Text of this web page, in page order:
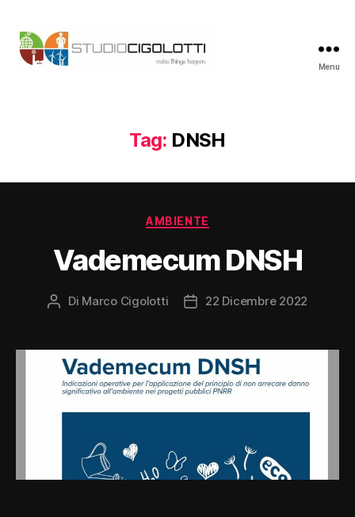
Menu
Tag: DNSH
Categorie
AMBIENTE
Vademecum DNSH
Autore
Di Marco Cigolotti
Data22 Dicembre 2022